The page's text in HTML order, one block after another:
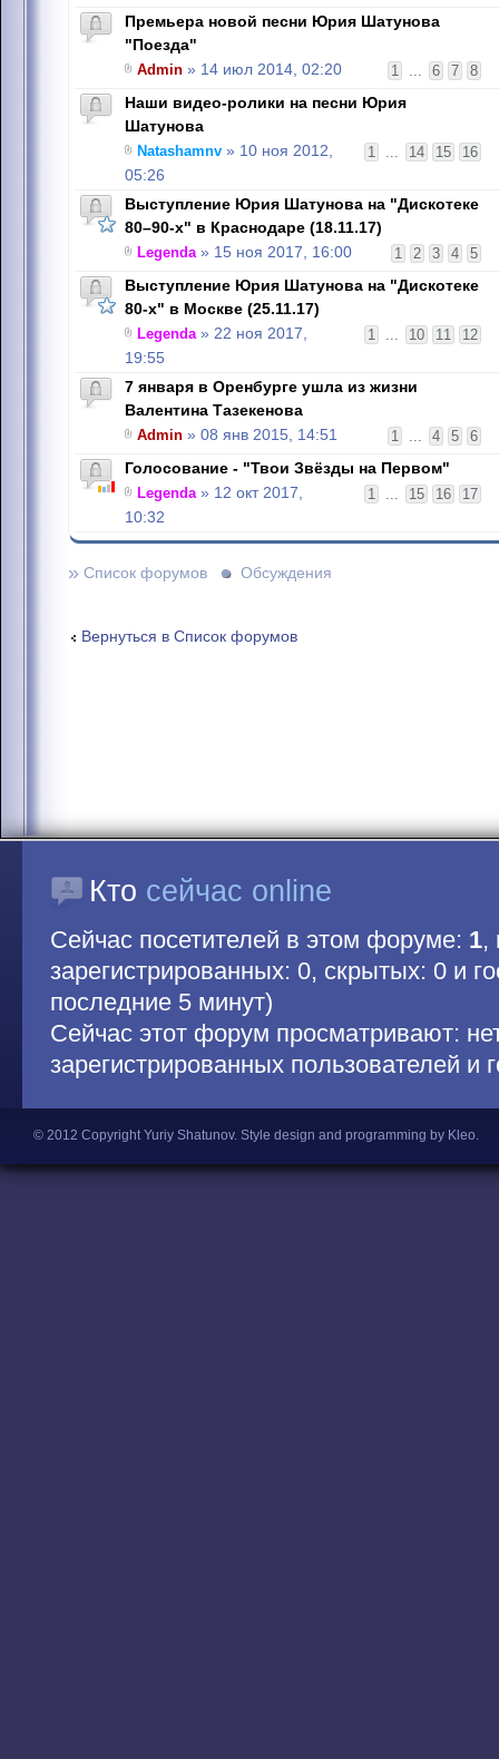
Премьера новой песни Юрия Шатунова
"Поезда"
1 ... 6 7 8
Admin » 14 июл 2014, 02:20
Наши видео-ролики на песни Юрия
Шатунова
1 ... 14 15 16
Natashamnv » 10 ноя 2012,
05:26
Выступление Юрия Шатунова на "Дискотеке
80–90-х" в Краснодаре (18.11.17)
1 2 3 4 5
Legenda» 15 ноя 2017, 16:00
Выступление Юрия Шатунова на "Дискотеке
80-х" в Москве (25.11.17)
1 ... 10 11 12
Legenda» 22 ноя 2017,
19:55
7 января в Оренбурге ушла из жизни
Валентина Тазекенова
1 ... 4 5 6
Admin » 08 янв 2015, 14:51
Голосование - "Твои Звёзды на Первом"
1 ... 15 16 17
Legenda» 12 окт 2017,
10:32
» Список форумов Обсуждения
Вернуться в Список форумов
Кто сейчас online
Сейчас посетителей в этом форуме: 1,
зарегистрированных: 0, скрытых: 0 и
последние 5 минут)
Сейчас этот форум просматривают:
зарегистрированных пользователей и
© 2012 Copyright Yuriy Shatunov. Style design and programming by Kleo.